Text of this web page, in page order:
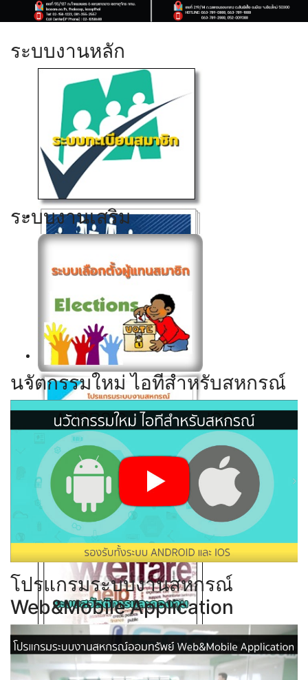
ระบบงานหลัก
Click ดูรายละเอียด
Click ดูรายละเอียด
Click ดูรายละเอียด
Click ดูรายละเอียด
ระบบงานเสริม
Click ดูรายละเอียด
Click ดูรายละเอียด
Click ดูรายละเอียด
นวัตกรรมใหม่ ไอทีสำหรับสหกรณ์
โปรแกรมระบบงานสหกรณ์
Web&Mobile Application